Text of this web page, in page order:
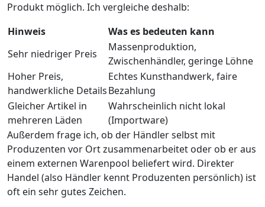
Produkt möglich. Ich vergleiche deshalb:
Hinweis
Was es bedeuten kann
Sehr niedriger Preis
Massenproduktion,
Zwischenhändler, geringe Löhne
Hoher Preis,
handwerkliche Details
Echtes Kunsthandwerk, faire
Bezahlung
Gleicher Artikel in
mehreren Läden
Wahrscheinlich nicht lokal
(Importware)
Außerdem frage ich, ob der Händler selbst mit
Produzenten vor Ort zusammenarbeitet oder ob er aus
einem externen Warenpool beliefert wird. Direkter
Handel (also Händler kennt Produzenten persönlich) ist
oft ein sehr gutes Zeichen.